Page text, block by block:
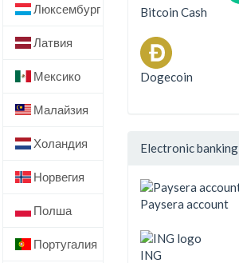
Люксембург
Латвия
Мексико
Малайзия
Холандия
Норвегия
Полша
Португалия
Bitcoin Cash
Dogecoin
Electronic banking
Paysera account
ING